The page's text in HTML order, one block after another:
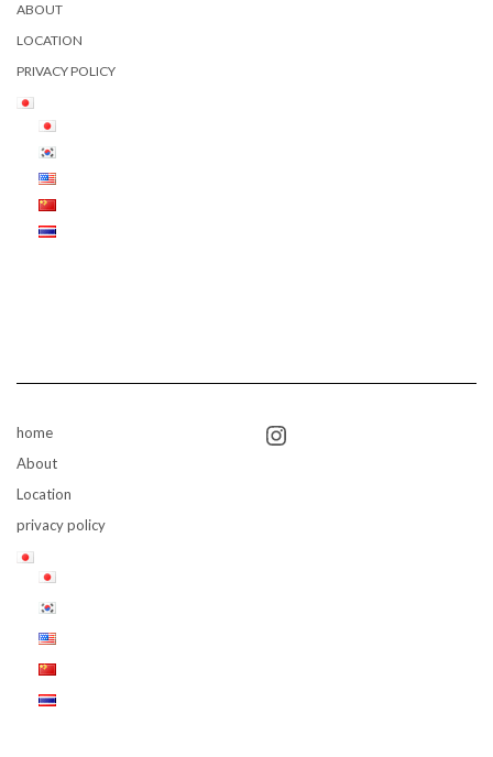
ABOUT
LOCATION
PRIVACY POLICY
home
About
Location
privacy policy
Instagram